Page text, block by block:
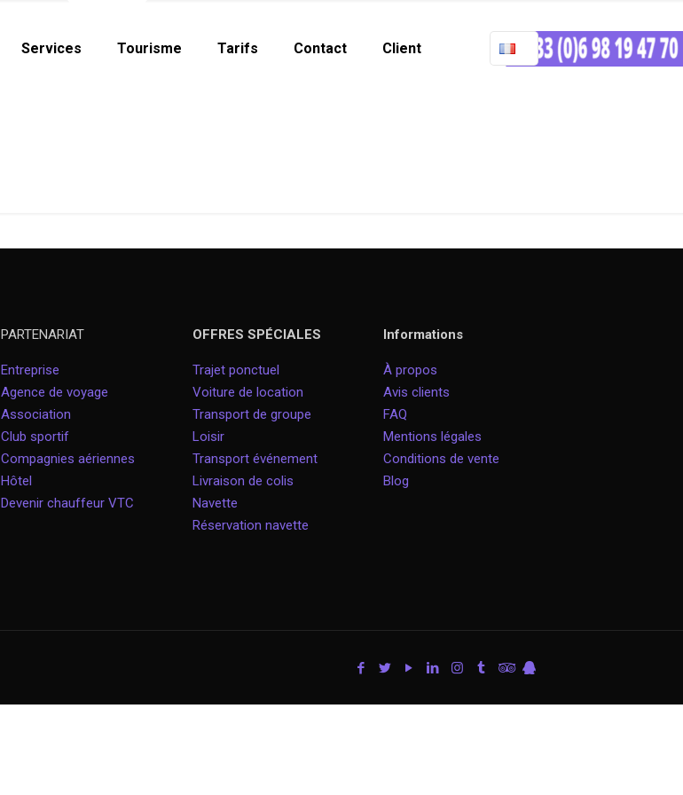
Services Tourisme Tarifs Contact Client
PARTENARIAT
Entreprise
Agence de voyage
Association
Club sportif
Compagnies aériennes
Hôtel
Devenir chauffeur VTC
OFFRES SPÉCIALES
Trajet ponctuel
Voiture de location
Transport de groupe
Loisir
Transport événement
Livraison de colis
Navette
Réservation navette
Informations
À propos
Avis clients
FAQ
Mentions légales
Conditions de vente
Blog